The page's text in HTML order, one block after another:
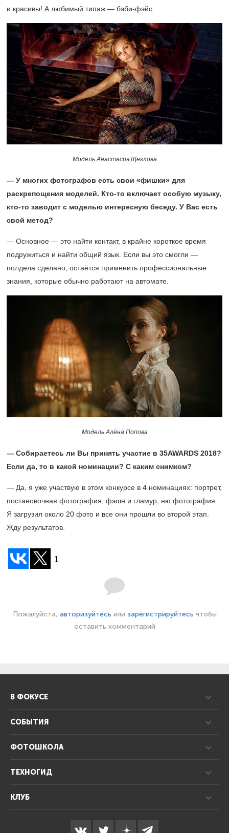
и красивы! А любимый типаж — бэби-фэйс.
Модель Анастасия Щеглова
— У многих фотографов есть свои «фишки» для
раскрепощения моделей. Кто-то включает особую музыку,
кто-то заводит с моделью интересную беседу. У Вас есть
свой метод?
— Основное — это найти контакт, в крайне короткое время
подружиться и найти общий язык. Если вы это смогли —
полдела сделано, остаётся применить профессиональные
знания, которые обычно работают на автомате.
Модель Алёна Попова
— Собираетесь ли Вы принять участие в 35AWARDS 2018?
Если да, то в какой номинации? С каким снимком?
— Да, я уже участвую в этом конкурсе в 4 номинациях: портрет,
постановочная фотография, фэшн и гламур, ню фотография.
Я загрузил около 20 фото и все они прошли во второй этап.
Жду результатов.
1
Пожалуйста, авторизуйтесь или зарегистрируйтесь чтобы
оставить комментарий
В ФОКУСЕ
СОБЫТИЯ
ФОТОШКОЛА
ТЕХНОГИД
КЛУБ